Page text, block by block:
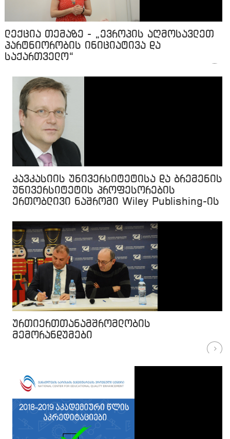
ლექცია თემაზე - „ევროპის აღმოსავლეთ
პარტნიორობის ინიციატივა და
საქართველო“
კავკასიის უნივერსიტეტისა და ბრემენის
უნივერსიტეტის პროფესორების
ერთობლივი ნაშრომი Wiley Publishing-ის
ურთიერთთანამშრომლობის
მემორანდუმები